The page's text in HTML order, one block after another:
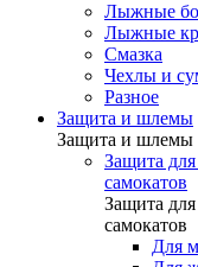
Лыжные
Лыжные
Смазка
Чехлы и
Разное
Защита и шлемы
Защита и шлемы
Защита
самокатов
Защита
самокатов
Для